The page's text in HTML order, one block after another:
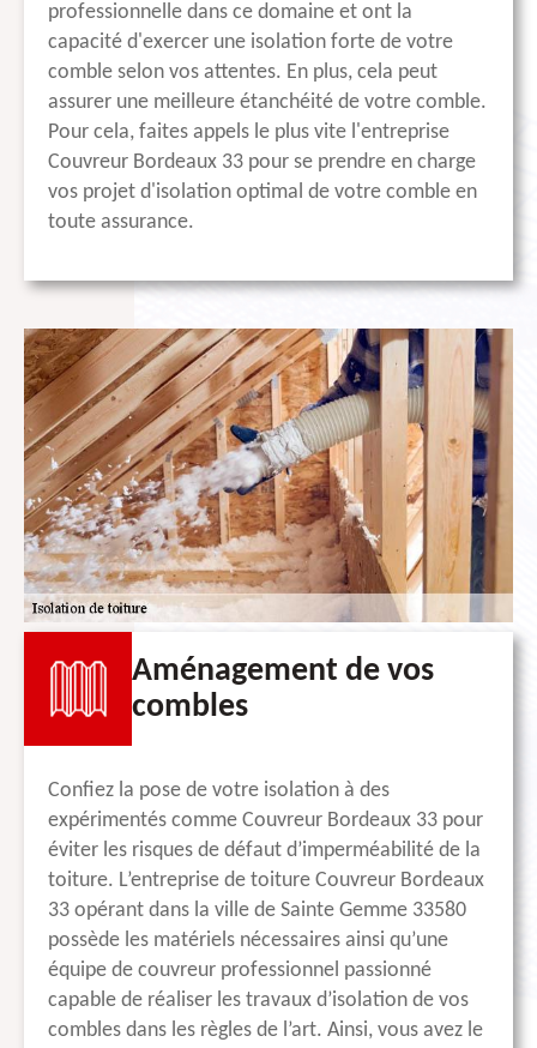
professionnelle dans ce domaine et ont la
capacité d'exercer une isolation forte de votre
comble selon vos attentes. En plus, cela peut
assurer une meilleure étanchéité de votre comble.
Pour cela, faites appels le plus vite l'entreprise
Couvreur Bordeaux 33 pour se prendre en charge
vos projet d'isolation optimal de votre comble en
toute assurance.
Aménagement de vos
combles
Confiez la pose de votre isolation à des
expérimentés comme Couvreur Bordeaux 33 pour
éviter les risques de défaut d’imperméabilité de la
toiture. L’entreprise de toiture Couvreur Bordeaux
33 opérant dans la ville de Sainte Gemme 33580
possède les matériels nécessaires ainsi qu’une
équipe de couvreur professionnel passionné
capable de réaliser les travaux d’isolation de vos
combles dans les règles de l’art. Ainsi, vous avez le